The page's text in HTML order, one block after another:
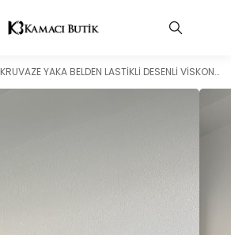
KRUVAZE YAKA BELDEN LASTİKLİ DESENLİ VİSKON ELBİSE